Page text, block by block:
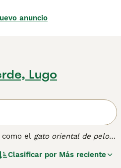
anuncio
Lugo
como el gato oriental de pelo
más abundante en el
Clasificar por Más reciente